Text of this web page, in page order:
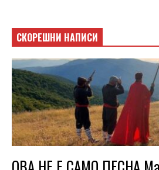
СКОРЕШНИ НАПИСИ